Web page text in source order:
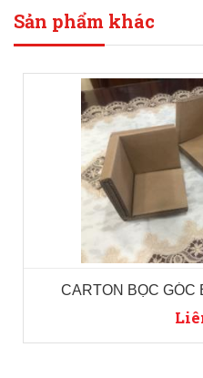
Sản phẩm khác
CARTON BỌC GÓC